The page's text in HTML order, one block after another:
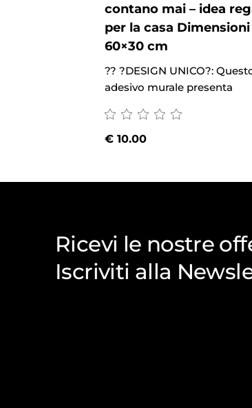
contano mai – idea
per la casa Dimensioni
60×30 cm
?? ?DESIGN UNICO?:
adesivo murale presenta
€10.00
Ricevi le nostre
Iscriviti alla